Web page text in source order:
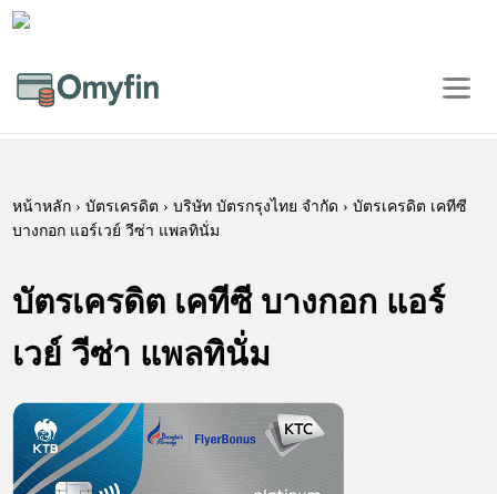
หน้าหลัก ›บัตรเครดิต › บริษัท บัตรกรุงไทย จำกัด › บัตรเครดิต เคทีซี
บางกอก แอร์เวย์ วีซ่า แพลทินั่ม
บัตรเครดิต เคทีซี บางกอก แอร์
เวย์ วีซ่า แพลทินั่ม